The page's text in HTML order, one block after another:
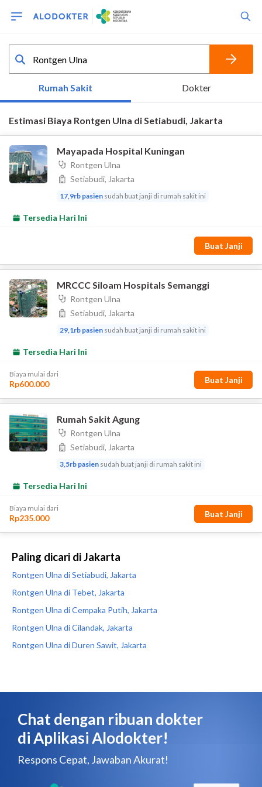
Paling dicari di Jakarta
Rontgen Ulna di Setiabudi, Jakarta
Rontgen Ulna di Tebet, Jakarta
Rontgen Ulna di Cempaka Putih, Jakarta
Rontgen Ulna di Cilandak, Jakarta
Rontgen Ulna di Duren Sawit, Jakarta